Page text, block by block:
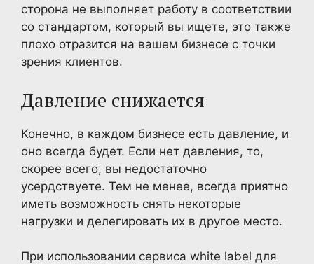
сторона не выполняет работу в соответствии
со стандартом, который вы ищете, это также
плохо отразится на вашем бизнесе с точки
зрения клиентов.
Давление снижается
Конечно, в каждом бизнесе есть давление, и
оно всегда будет. Если нет давления, то,
скорее всего, вы недостаточно
усердствуете. Тем не менее, всегда приятно
иметь возможность снять некоторые
нагрузки и делегировать их в другое место.
При использовании сервиса white label для